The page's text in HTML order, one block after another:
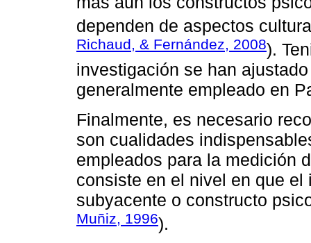
dependen de aspectos
Richaud, & Fernández, 2008).
investigación se han
generalmente empleado en
Finalmente, es necesario
son cualidades
empleados para la medición
consiste en el nivel en que
subyacente o constructo
Muñiz, 1996).